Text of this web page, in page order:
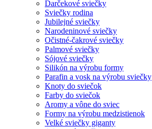
Darčekové sviečky
Sviečky rodina
Jubilejné sviečky
Narodeninové sviečky
Očistné-čakrové sviečky
Palmové sviečky
Sójové sviečky
Silikón na výrobu formy
Parafin a vosk na výrobu sviečky
Knoty do sviečok
Farby do sviečok
Aromy a vône do sviec
Formy na výrobu medzistienok
Velké sviečky giganty